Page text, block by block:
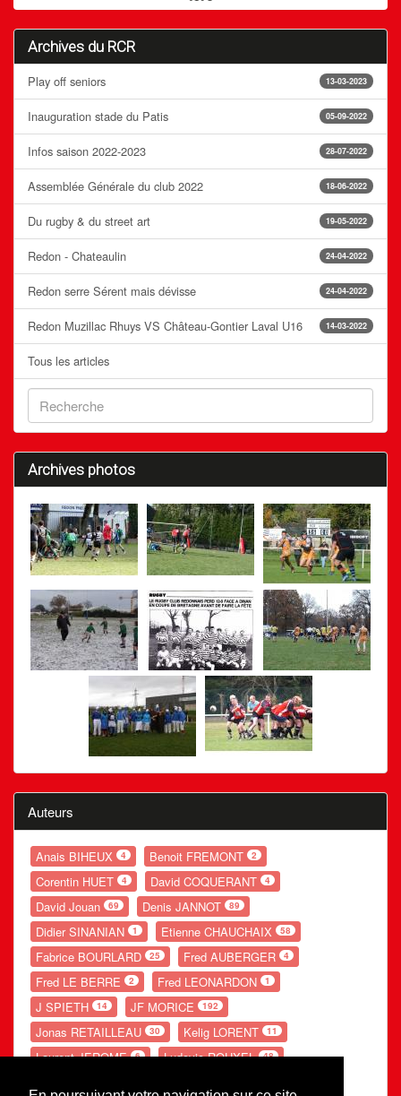
Archives du RCR
13-03-2023
Play off seniors
05-09-2022
Inauguration stade du Patis
28-07-2022
Infos saison 2022-2023
18-06-2022
Assemblée Générale du club 2022
19-05-2022
Du rugby & du street art
24-04-2022
Redon - Chateaulin
24-04-2022
Redon serre Sérent mais dévisse
14-03-2022
Redon Muzillac Rhuys VS Château-Gontier Laval U16
Tous les articles
Archives photos
Auteurs
Anais BIHEUX 4 Benoit FREMONT 2
Corentin HUET 4 David COQUERANT 4
David Jouan 69 Denis JANNOT 89
Didier SINANIAN 1 Etienne CHAUCHAIX 58
Fabrice BOURLARD 25 Fred AUBERGER 4
Fred LE BERRE 2 Fred LEONARDON 1
J SPIETH 14 JF MORICE 192
Jonas RETAILLEAU 30 Kelig LORENT 11
Laurent JEROME 6 Ludovic ROUXEL 48